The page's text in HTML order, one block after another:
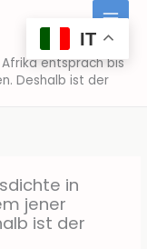
Afrika entsprach bis
Deshalb ist der
in
jener
ist der
IT